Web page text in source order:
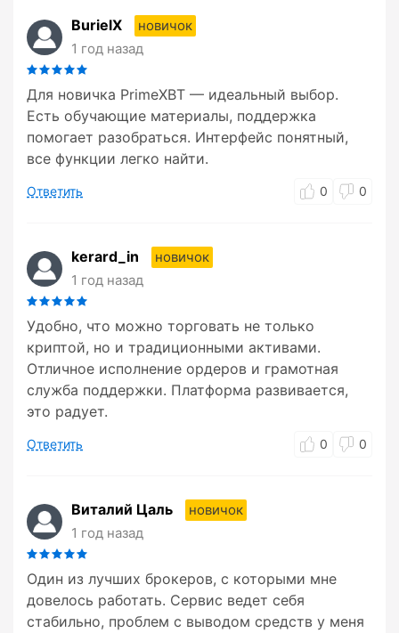
BurielX
новичок
1 год назад
Для новичка PrimeXBT — идеальный выбор.
Есть обучающие материалы, поддержка
помогает разобраться. Интерфейс понятный,
все функции легко найти.
Ответить 0 0
kerard_in
новичок
1 год назад
Удобно, что можно торговать не только
криптой, но и традиционными активами.
Отличное исполнение ордеров и грамотная
служба поддержки. Платформа развивается,
это радует.
Ответить 0 0
Виталий Цаль
новичок
1 год назад
Один из лучших брокеров, с которыми мне
довелось работать. Сервис ведет себя
стабильно, проблем с выводом средств у меня